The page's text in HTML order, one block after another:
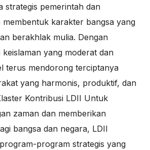
strategis pemerintah dan
membentuk karakter bangsa yang
berakhlak mulia. Dengan
keislaman yang moderat dan
terus mendorong terciptanya
yang harmonis, produktif, dan
Kontribusi LDII Untuk
zaman dan memberikan
bangsa dan negara, LDII
program strategis yang